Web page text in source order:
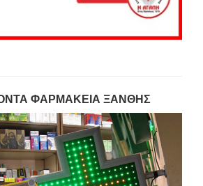
ΦΑΡΜΑΚΕΙΑ ΞΑΝΘΗΣ